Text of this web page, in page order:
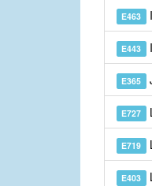
E463 I
E443
E365
E727
E719
E403